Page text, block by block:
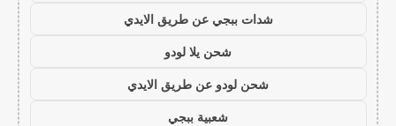
شدات ببجي عن طريق الايدي
شحن يلا لودو
شحن لودو عن طريق الايدي
شعبية ببجي